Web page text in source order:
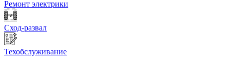
Ремонт электрики
Сход-развал
Техобслуживание